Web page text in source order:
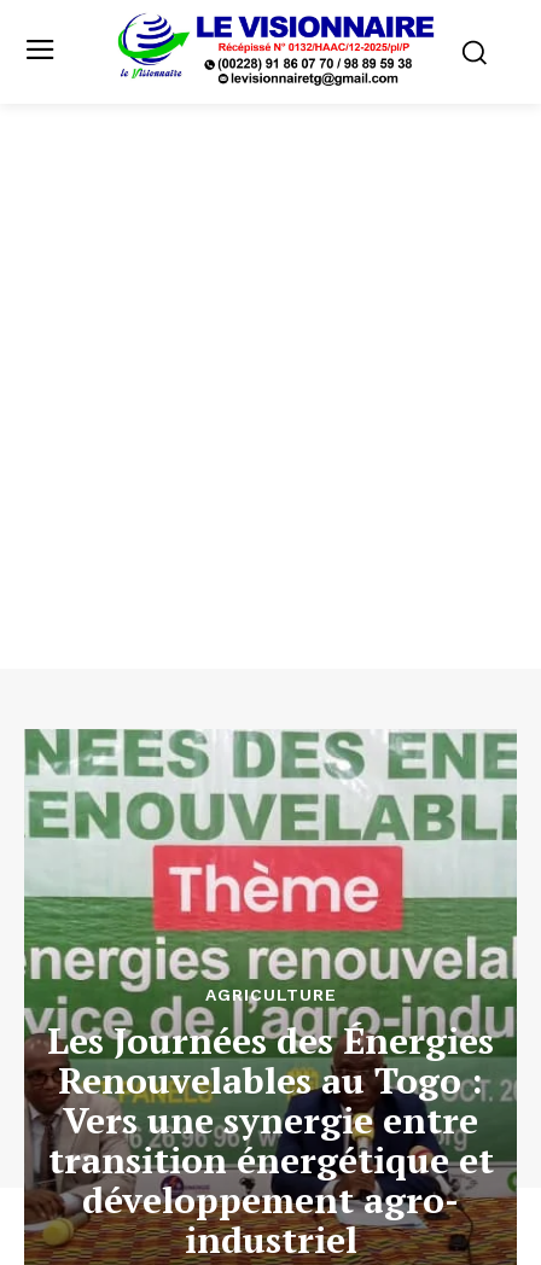
AGRICULTURE
Les Journées des Énergies
Renouvelables au Togo :
Vers une synergie entre
transition énergétique et
développement agro-
industriel